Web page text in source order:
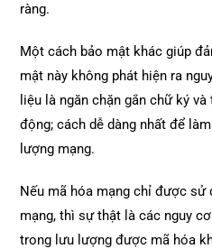
ràng.
Một cách bảo mật khác giúp
mật này không phát hiện ra
liệu là ngăn chặn gắn chữ ký
động; cách dễ dàng nhất để
lượng mạng.
Nếu mã hóa mạng chỉ được
mạng, thì sự thật là các nguy
trong lưu lượng được mã hóa